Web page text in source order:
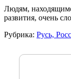
Людям,
развития, очень
Рубрика: Русь,